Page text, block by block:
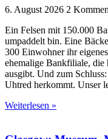
6. August 2026 2
Ein Felsen mit 150.000
umpaddelt bin. Eine
300 Einwohner ihr
ehemalige Bankfiliale, die
ausgibt. Und zum
Uhtred herkommt. Unser
Weiterlesen »